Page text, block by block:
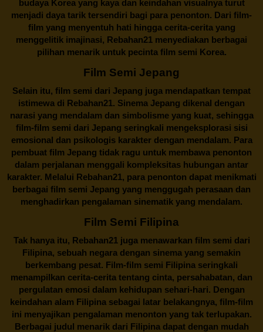
budaya Korea yang kaya dan keindahan visualnya turut
menjadi daya tarik tersendiri bagi para penonton. Dari film-
film yang menyentuh hati hingga cerita-cerita yang
menggelitik imajinasi, Rebahan21 menyediakan berbagai
pilihan menarik untuk pecinta film semi Korea.
Film Semi Jepang
Selain itu, film semi dari Jepang juga mendapatkan tempat
istimewa di Rebahan21. Sinema Jepang dikenal dengan
narasi yang mendalam dan simbolisme yang kuat, sehingga
film-film semi dari Jepang seringkali mengeksplorasi sisi
emosional dan psikologis karakter dengan mendalam. Para
pembuat film Jepang tidak ragu untuk membawa penonton
dalam perjalanan menggali kompleksitas hubungan antar
karakter. Melalui Rebahan21, para penonton dapat menikmati
berbagai film semi Jepang yang menggugah perasaan dan
menghadirkan pengalaman sinematik yang mendalam.
Film Semi Filipina
Tak hanya itu, Rebahan21juga menawarkan film semi dari
Filipina, sebuah negara dengan sinema yang semakin
berkembang pesat. Film-film semi Filipina seringkali
menampilkan cerita-cerita tentang cinta, persahabatan, dan
pergulatan emosi dalam kehidupan sehari-hari. Dengan
keindahan alam Filipina sebagai latar belakangnya, film-film
ini menyajikan pengalaman menonton yang tak terlupakan.
Berbagai judul menarik dari Filipina dapat dengan mudah